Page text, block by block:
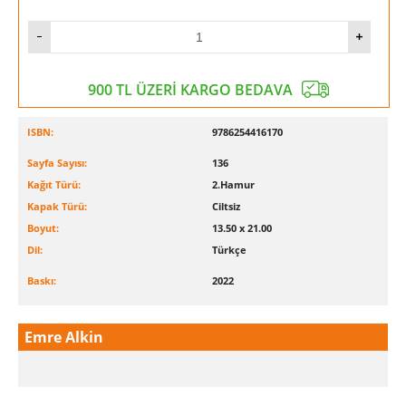
900 TL ÜZERİ KARGO BEDAVA
ISBN: 9786254416170
Sayfa Sayısı:
136
Kağıt Türü:
2.Hamur
Kapak Türü:
Ciltsiz
Boyut:
13.50 x 21.00
Dil:
Türkçe
Baskı: 2022
Emre Alkin